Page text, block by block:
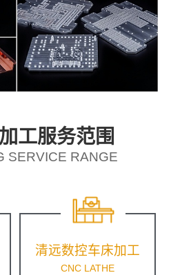
工服务范围
SERVICE RANGE
清远数控车床加工
CNC LATHE